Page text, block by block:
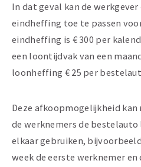
In dat geval kan de
eindheffing toe te passen
eindheffing is € 300 per
een loontijdvak van een
loonheffing € 25 per
Deze afkoopmogelijkheid
de werknemers de
elkaar gebruiken,
week de eerste werknemer en